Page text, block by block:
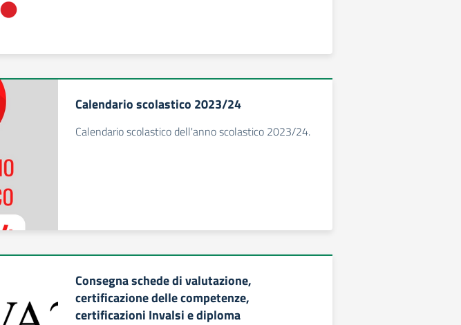
Calendario scolastico 2023/24
Calendario scolastico dell'anno scolastico 2023/24.
Consegna schede di valutazione,
certificazione delle competenze,
certificazioni Invalsi e diploma